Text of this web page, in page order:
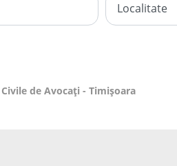
de Avocați - Timişoara